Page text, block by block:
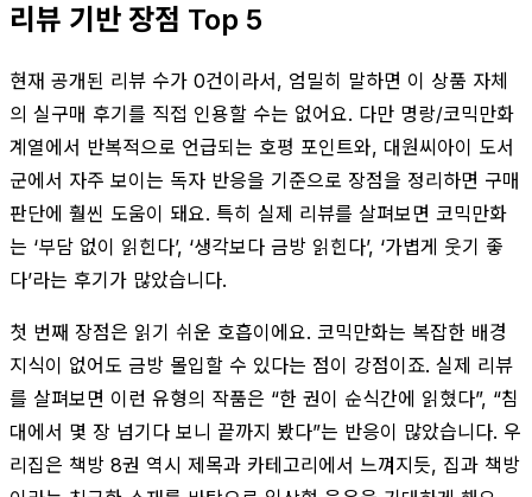
리뷰 기반 장점 Top 5
현재 공개된 리뷰 수가 0건이라서, 엄밀히 말하면 이 상품 자체
의 실구매 후기를 직접 인용할 수는 없어요. 다만 명랑/코믹만화
계열에서 반복적으로 언급되는 호평 포인트와, 대원씨아이 도서
군에서 자주 보이는 독자 반응을 기준으로 장점을 정리하면 구매
판단에 훨씬 도움이 돼요. 특히 실제 리뷰를 살펴보면 코믹만화
는 ‘부담 없이 읽힌다’, ‘생각보다 금방 읽힌다’, ‘가볍게 웃기 좋
다’라는 후기가 많았습니다.
첫 번째 장점은 읽기 쉬운 호흡이에요. 코믹만화는 복잡한 배경
지식이 없어도 금방 몰입할 수 있다는 점이 강점이죠. 실제 리뷰
를 살펴보면 이런 유형의 작품은 “한 권이 순식간에 읽혔다”, “침
대에서 몇 장 넘기다 보니 끝까지 봤다”는 반응이 많았습니다. 우
리집은 책방 8권 역시 제목과 카테고리에서 느껴지듯, 집과 책방